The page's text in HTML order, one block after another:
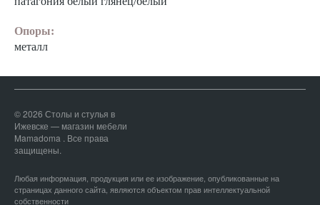
Опоры:
металл
© 2026 Столы и стулья в
Ижевске — магазин мебели
Mamadoma . Все права
защищены.
Любая информация, продукция или ее изображение, опубликованные на
страницах данного сайта, являются объектом прав интеллектуальной
собственности